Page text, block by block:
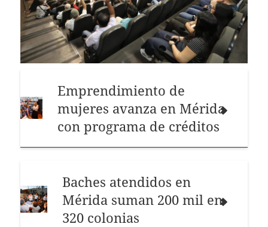
Emprendimiento de
mujeres avanza en Mérida
con programa de créditos
Baches atendidos en
Mérida suman 200 mil en
320 colonias